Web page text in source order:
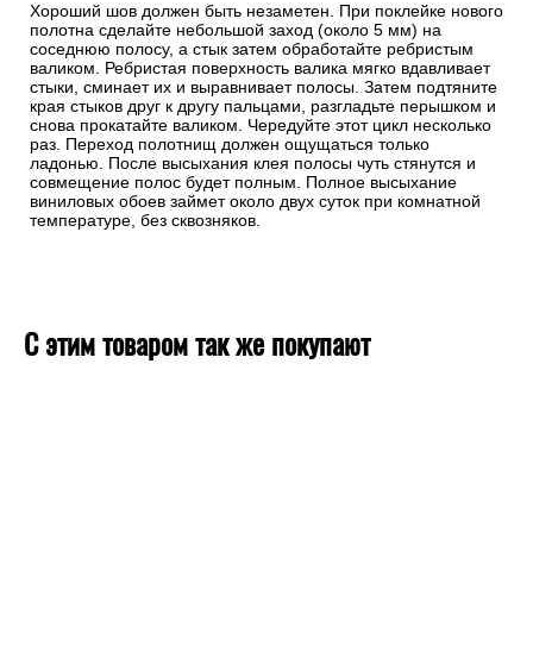
Хороший шов должен быть незаметен. При поклейке нового
полотна сделайте небольшой заход (около 5 мм) на
соседнюю полосу, а стык затем обработайте ребристым
валиком. Ребристая поверхность валика мягко вдавливает
стыки, сминает их и выравнивает полосы. Затем подтяните
края стыков друг к другу пальцами, разгладьте перышком и
снова прокатайте валиком. Чередуйте этот цикл несколько
раз. Переход полотнищ должен ощущаться только
ладонью. После высыхания клея полосы чуть стянутся и
совмещение полос будет полным. Полное высыхание
виниловых обоев займет около двух суток при комнатной
температуре, без сквозняков.
С этим товаром так же покупают